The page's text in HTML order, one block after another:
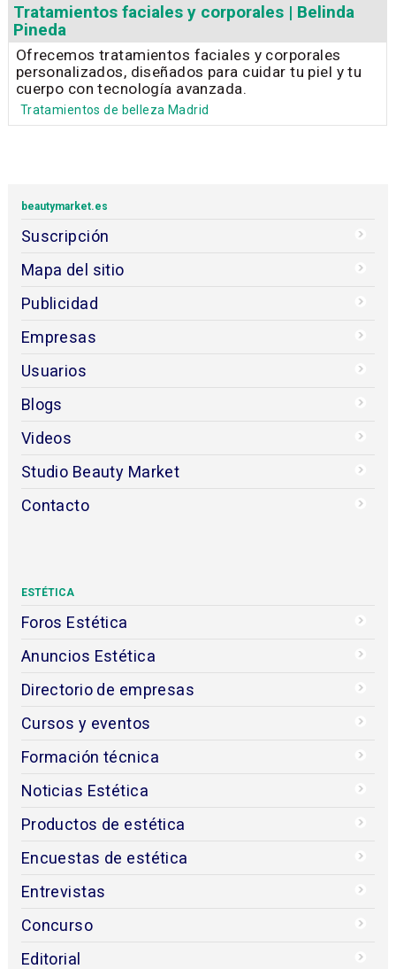
Tratamientos faciales y corporales | Belinda
Pineda
Ofrecemos tratamientos faciales y corporales
personalizados, diseñados para cuidar tu piel y tu
cuerpo con tecnología avanzada.
Tratamientos de belleza Madrid
beautymarket.es
Suscripción
Mapa del sitio
Publicidad
Empresas
Usuarios
Blogs
Videos
Studio Beauty Market
Contacto
ESTÉTICA
Foros Estética
Anuncios Estética
Directorio de empresas
Cursos y eventos
Formación técnica
Noticias Estética
Productos de estética
Encuestas de estética
Entrevistas
Concurso
Editorial